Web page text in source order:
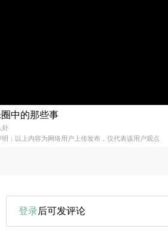
中的那些事
卦
明：以上内容为网络用户上传发布，仅代表该用户观点
登录后可发评论